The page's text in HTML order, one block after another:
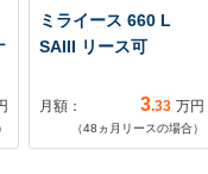
ミライース 660 L
SAIII リース可
月額： 3.33 万円
（48 ヵ月リースの場合）